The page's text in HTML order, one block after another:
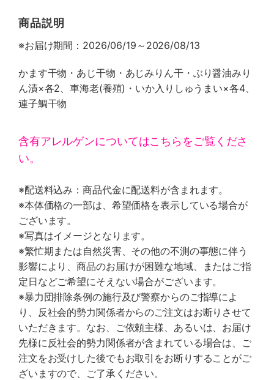
商品説明
※お届け期間：2026/06/19～2026/08/13
かます干物・あじ干物・あじみりん干・ぶり醤油みり
ん漬×各2、車海老(養殖)・いか入りしゅうまい×各4、
連子鯛干物
含有アレルゲンについてはこちらをご覧くださ
い。
※配送料込み：商品代金に配送料が含まれます。
※本体価格の一部は、希望価格を表示している場合が
ございます。
※写真はイメージとなります。
※繁忙期または自然災害、その他の不測の事態に伴う
影響により、商品のお届けが困難な地域、またはご指
定日などご希望にそえない場合がございます。
※暴力団排除条例の施行及び警察からのご指導によ
り、反社会的勢力関係者からのご注文はお断りさせて
いただきます。なお、ご依頼主様、あるいは、お届け
先様に反社会的勢力関係者が含まれている場合は、ご
注文をお受けした後でもお取引をお断りすることがご
ざいますので、ご了承ください。